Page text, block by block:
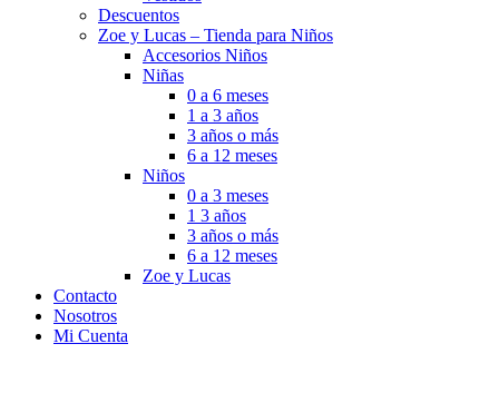
Descuentos
Zoe y Lucas – Tienda para Niños
Accesorios Niños
Niñas
0 a 6 meses
1 a 3 años
3 años o más
6 a 12 meses
Niños
0 a 3 meses
1 3 años
3 años o más
6 a 12 meses
Zoe y Lucas
Contacto
Nosotros
Mi Cuenta